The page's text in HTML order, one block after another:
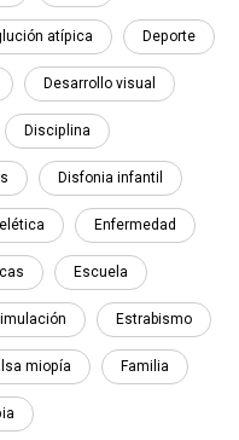
atípica Deporte
Desarrollo visual
Disciplina
Disfonia infantil
Enfermedad
Escuela
Estrabismo
miopía Familia